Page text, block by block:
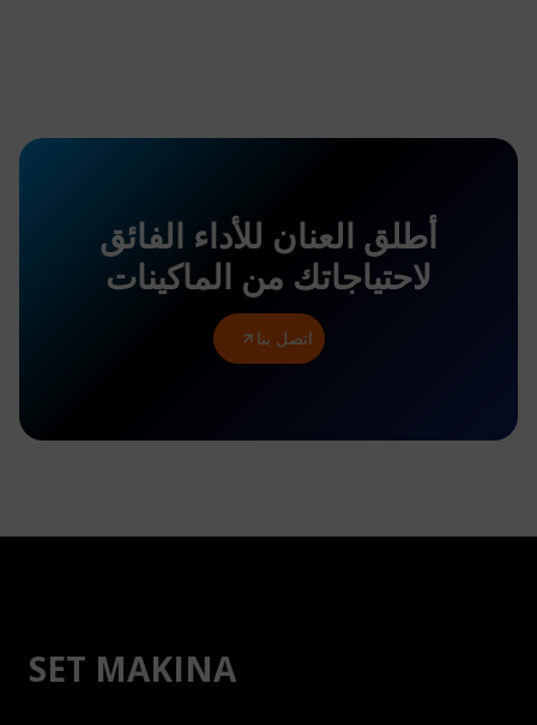
أطلق العنان للأداء الفائق
لاحتياجاتك من الماكينات
اتصل بنا
SET MAKINA